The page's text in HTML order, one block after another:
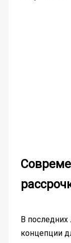
В
концепции